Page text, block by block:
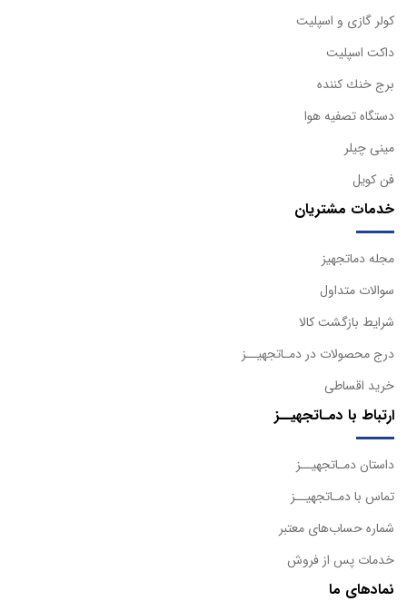
كولر گازی و اسپليت
داكت اسپليت
برج خنك كننده
دستگاه تصفيه هوا
مینی چیلر
فن کویل
خدمات مشتریان
مجله دماتجهیز
سوالات متداول
شرایط بازگشت کالا
درج محصولات در دمـاتجهیــز
خرید اقساطی
ارتباط با دمـاتجهیــز
داستان دمـاتجهیــز
تماس با دمـاتجهیــز
شماره حساب‌های معتبر
خدمات پس از فروش
نمادهای ما